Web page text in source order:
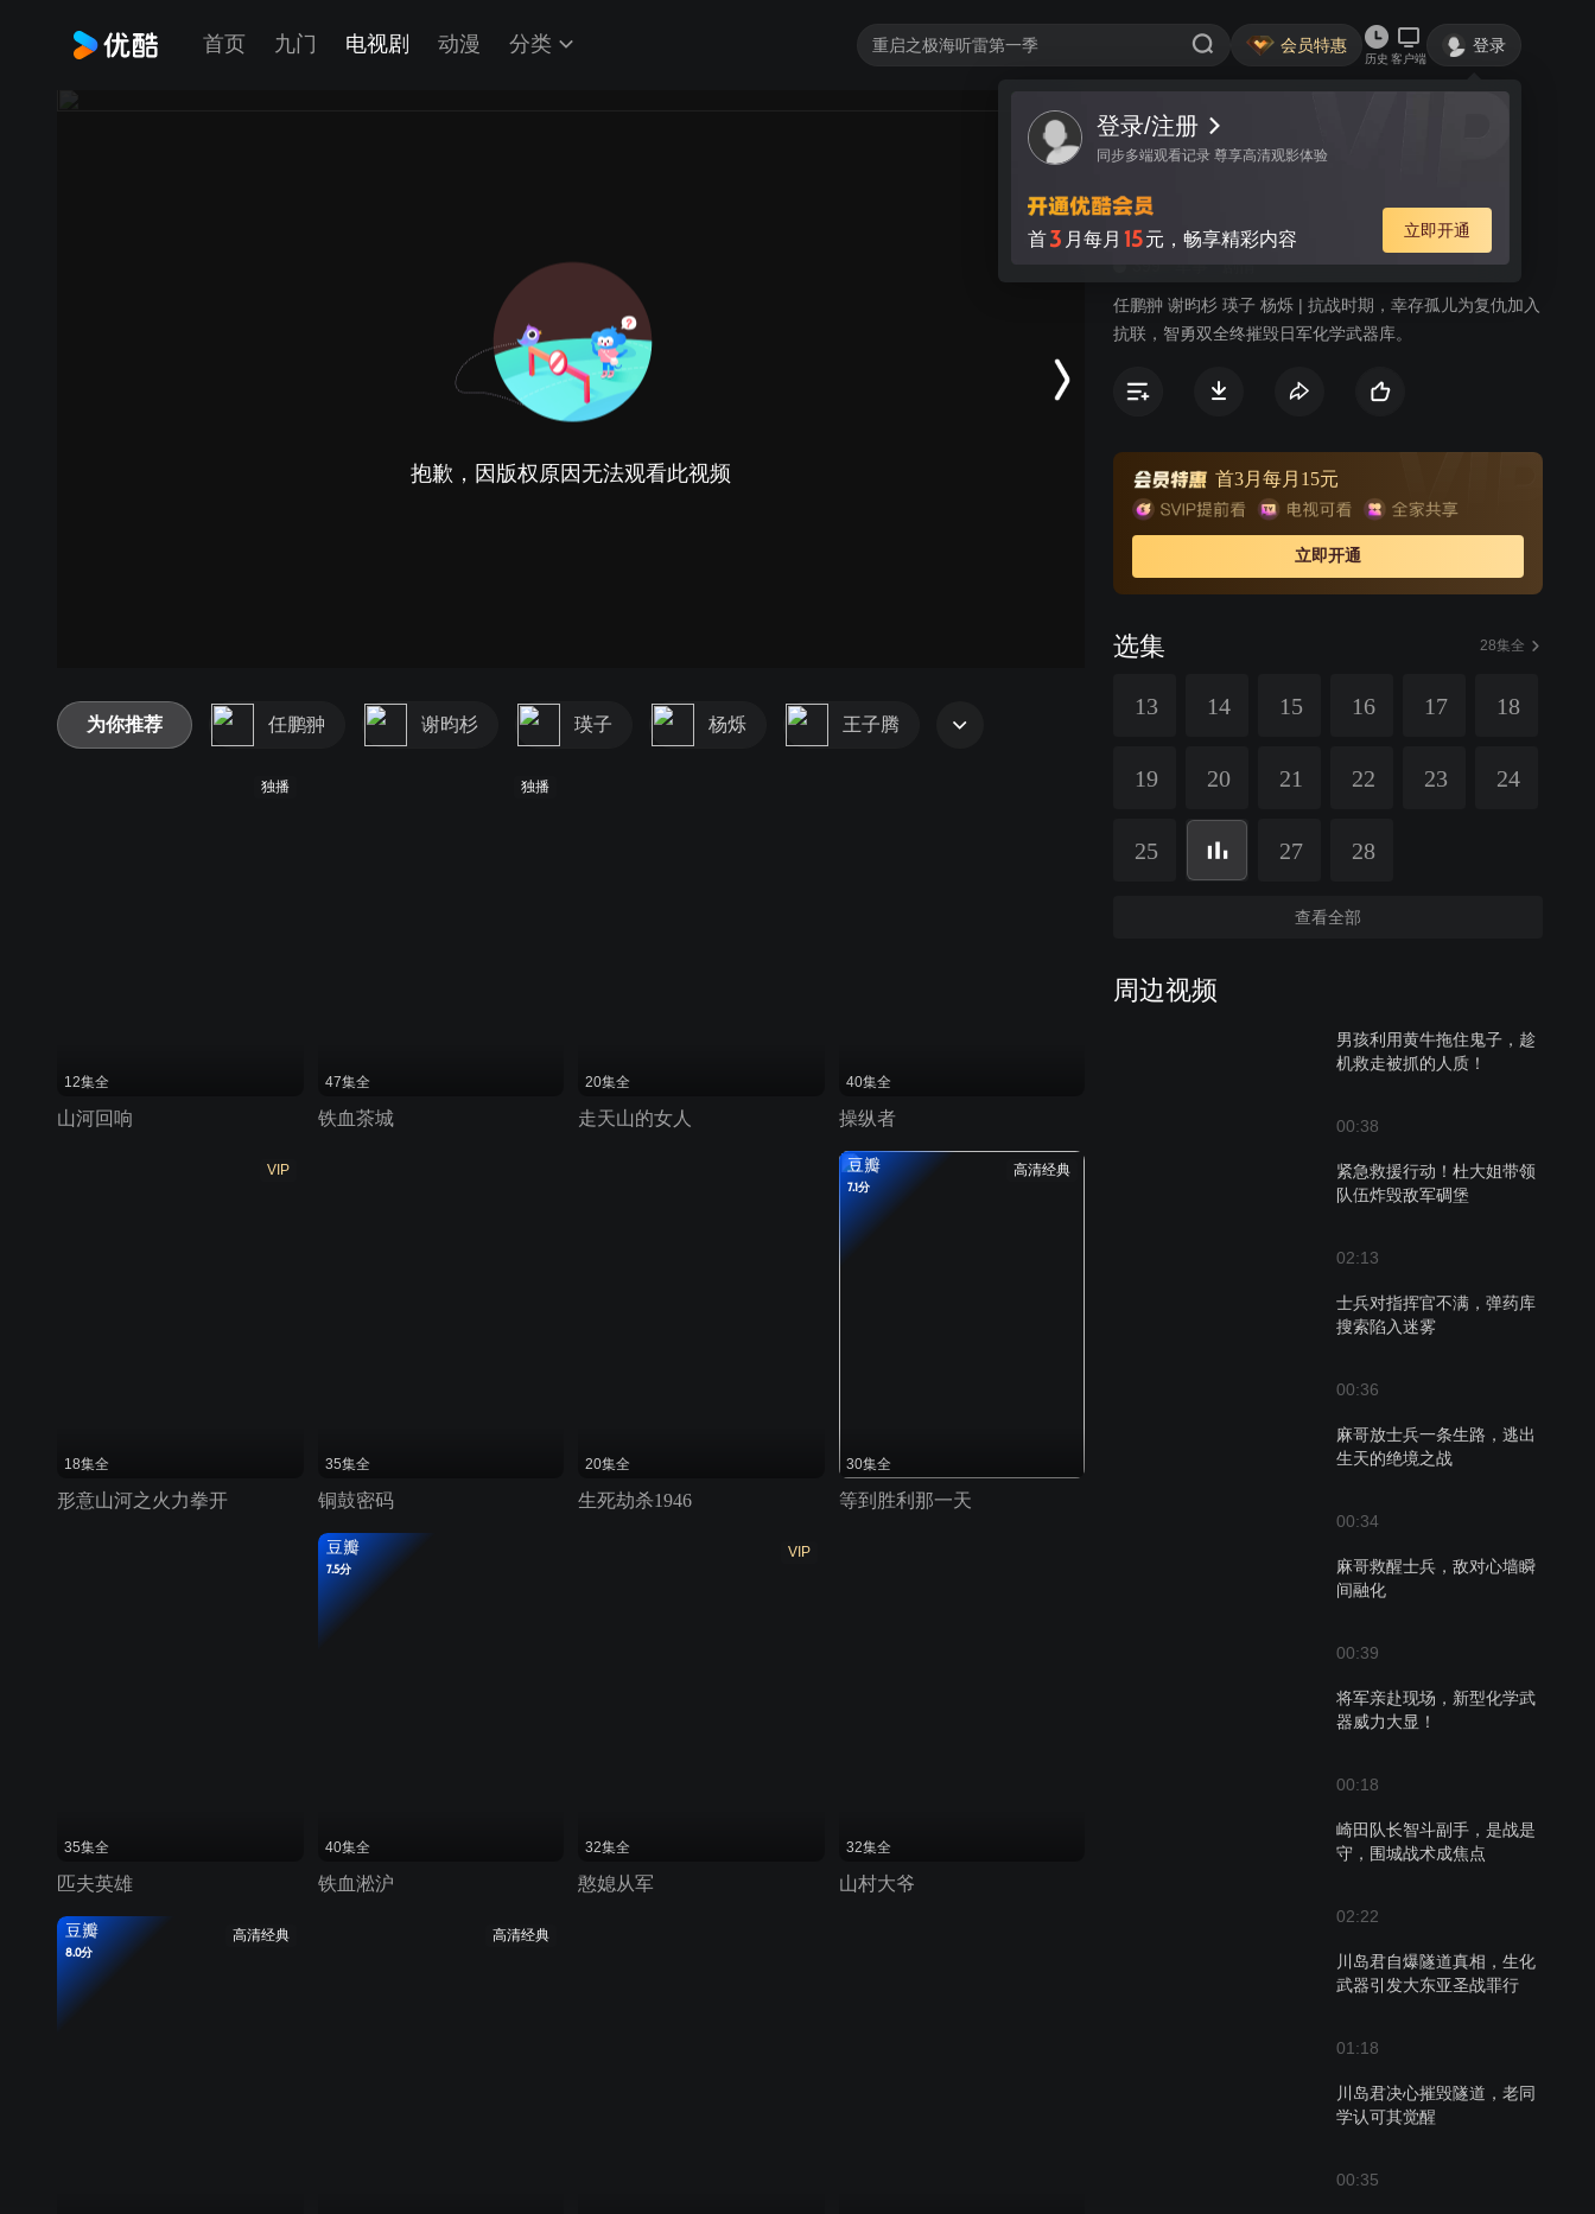
首页 九门 电视剧 动漫 分类 会员特惠
历史 客户端
登录
登录/注册
同步多端观看记录 尊享高清观影体验
首3 月每月 15元，畅享精彩内容 立即开通
抱歉，因版权原因无法观看此视频
视频 讨论
迷魂谷
剧情
任鹏翀 谢昀杉 瑛子 杨烁 | 抗战时期，幸存孤儿为复仇加入
抗联，智勇双全终摧毁日军化学武器库。
首3月每月15元
立即开通
选集 28集全
13 14 15 16 17 18
19 20 21 22 23 24
25 27 28
查看全部
周边视频
男孩利用黄牛拖住鬼子，趁
机救走被抓的人质！
00:38
紧急救援行动！杜大姐带领
队伍炸毁敌军碉堡
02:13
士兵对指挥官不满，弹药库
搜索陷入迷雾
00:36
麻哥放士兵一条生路，逃出
生天的绝境之战
00:34
麻哥救醒士兵，敌对心墙瞬
间融化
00:39
将军亲赴现场，新型化学武
器威力大显！
00:18
崎田队长智斗副手，是战是
守，围城战术成焦点
02:22
川岛君自爆隧道真相，生化
武器引发大东亚圣战罪行
01:18
川岛君决心摧毁隧道，老同
学认可其觉醒
00:35
为你推荐 任鹏翀 谢昀杉 瑛子 杨烁 王子腾
独播
12集全
山河回响
独播
47集全
铁血茶城
20集全
走天山的女人
40集全
操纵者
VIP
18集全
形意山河之火力拳开
35集全
铜鼓密码
20集全
生死劫杀1946
高清经典
豆瓣
7.1分
30集全
等到胜利那一天
35集全
匹夫英雄
豆瓣
7.5分
40集全
铁血淞沪
VIP
32集全
憨媳从军
32集全
山村大爷
高清经典
豆瓣
8.0分
高清经典